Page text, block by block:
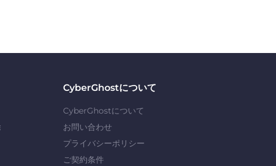
CyberGhostについて
CyberGhostについて
お問い合わせ
プライバシーポリシー
ご契約条件